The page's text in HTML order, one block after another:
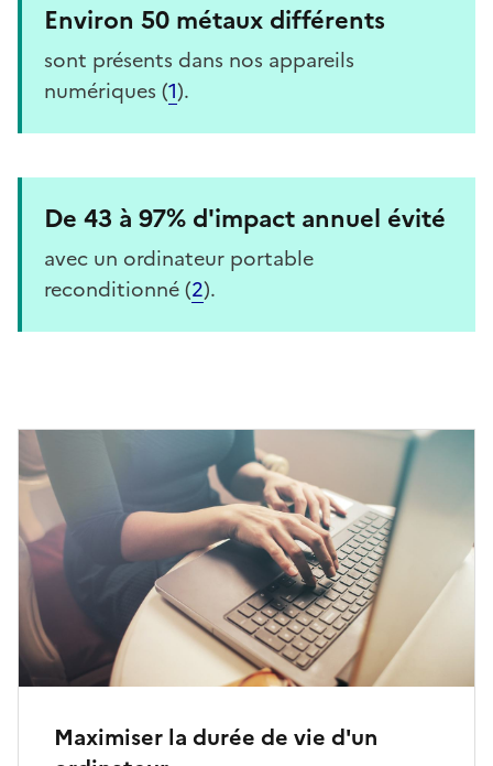
Environ 50 métaux différents
sont présents dans nos appareils
numériques (1).
De 43 à 97% d'impact annuel évité
avec un ordinateur portable
reconditionné (2).
Maximiser la durée de vie d'un